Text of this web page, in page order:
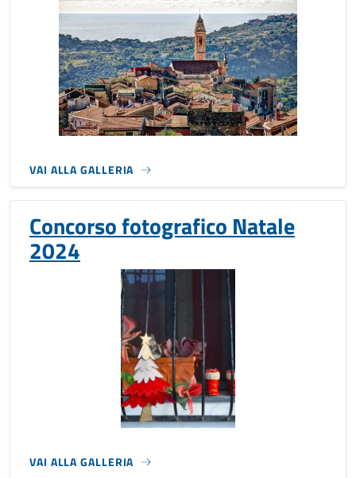
VAI ALLA GALLERIA
Concorso fotografico Natale
2024
VAI ALLA GALLERIA